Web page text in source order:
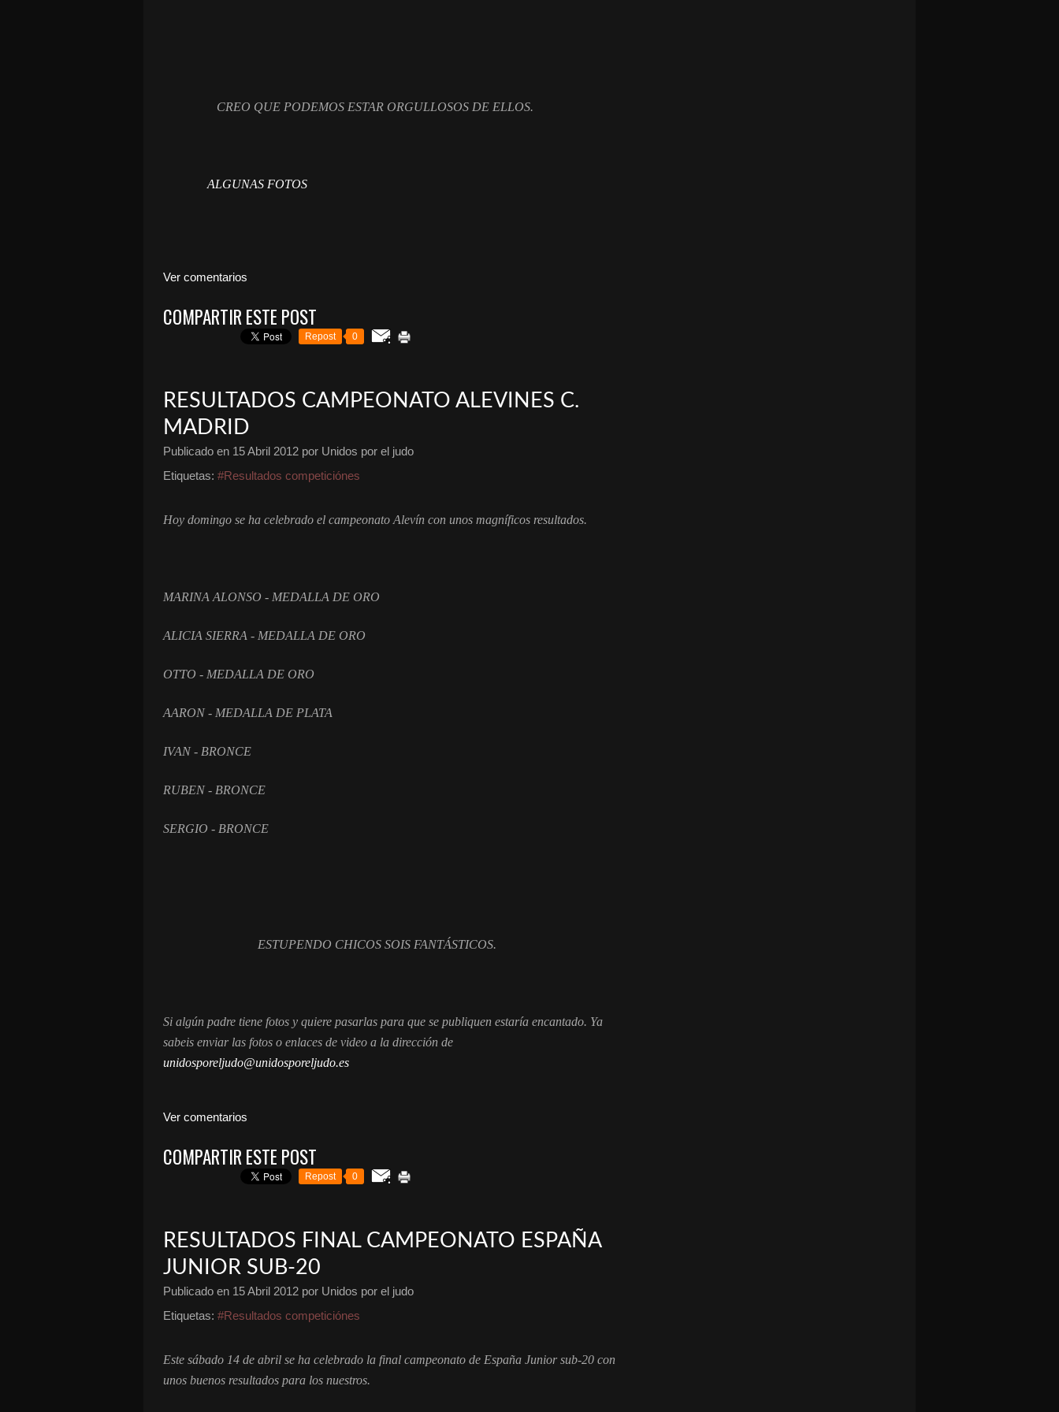
CREO QUE PODEMOS ESTAR ORGULLOSOS DE ELLOS.
ALGUNAS FOTOS
Ver comentarios
COMPARTIR ESTE POST
Repost 0
RESULTADOS CAMPEONATO ALEVINES C.
MADRID
Publicado en 15 Abril 2012 por Unidos por el judo
Etiquetas: #Resultados competiciónes
Hoy domingo se ha celebrado el campeonato Alevín con unos magníficos resultados.
MARINA ALONSO - MEDALLA DE ORO
ALICIA SIERRA - MEDALLA DE ORO
OTTO - MEDALLA DE ORO
AARON - MEDALLA DE PLATA
IVAN - BRONCE
RUBEN - BRONCE
SERGIO - BRONCE
ESTUPENDO CHICOS SOIS FANTÁSTICOS.
Si algún padre tiene fotos y quiere pasarlas para que se publiquen estaría encantado. Ya
sabeis enviar las fotos o enlaces de video a la dirección de
unidosporeljudo@unidosporeljudo.es
Ver comentarios
COMPARTIR ESTE POST
Repost 0
RESULTADOS FINAL CAMPEONATO ESPAÑA
JUNIOR SUB-20
Publicado en 15 Abril 2012 por Unidos por el judo
Etiquetas: #Resultados competiciónes
Este sábado 14 de abril se ha celebrado la final campeonato de España Junior sub-20 con
unos buenos resultados para los nuestros.